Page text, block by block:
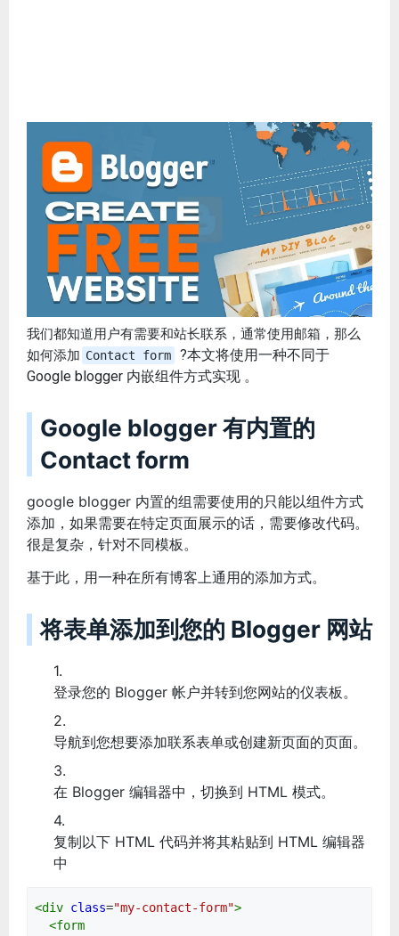
我们都知道用户有需要和站长联系，通常使用邮箱，那么
如何添加 Contact form
?本文将使用一种不同于
Google blogger 内嵌组件方式实现 。
Google blogger 有内置的
Contact form
google blogger 内置的组需要使用的只能以组件方式
添加，如果需要在特定页面展示的话，需要修改代码。
很是复杂，针对不同模板。
基于此，用一种在所有博客上通用的添加方式。
将表单添加到您的 Blogger 网站
登录您的 Blogger 帐户并转到您网站的仪表板。
导航到您想要添加联系表单或创建新页面的页面。
在 Blogger 编辑器中，切换到 HTML 模式。
复制以下 HTML 代码并将其粘贴到 HTML 编辑器
中
<div class="my-contact-form">
<form